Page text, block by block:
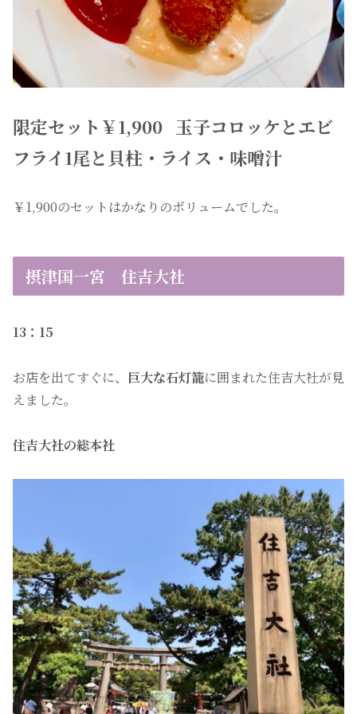
限定セット￥1,900
玉子コロッケとエビ
フライ1尾と貝柱・ライス・味噌汁
￥1,900のセットはかなりのボリュームでした。
摂津国一宮 住吉大社
13：15
お店を出てすぐに、 巨大な石灯籠に囲まれた住吉大社が見
えました。
住吉大社の総本社